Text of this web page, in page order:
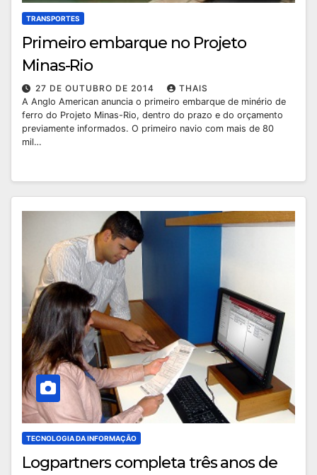
TRANSPORTES
Primeiro embarque no Projeto
Minas-Rio
27 DE OUTUBRO DE 2014
THAIS
A Anglo American anuncia o primeiro embarque de minério de
ferro do Projeto Minas-Rio, dentro do prazo e do orçamento
previamente informados. O primeiro navio com mais de 80
mil…
TECNOLOGIA DA INFORMAÇÃO
Logpartners completa três anos de